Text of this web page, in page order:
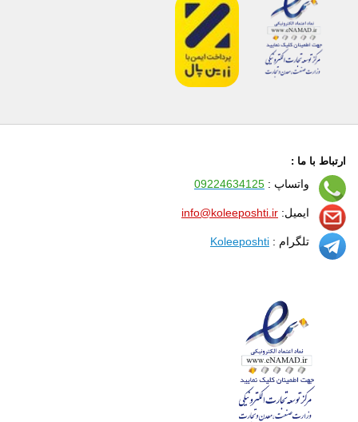
ارتباط با ما :
واتساپ : 09224634125
ایمیل: info@koleeposhti.ir
تلگرام : Koleeposhti